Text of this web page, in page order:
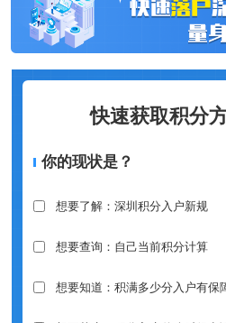
快速获取积分
你的现状是？
想要了解：深圳积分入户新规
想要查询：自己当前积分计算
想要知道：积满多少分入户有保